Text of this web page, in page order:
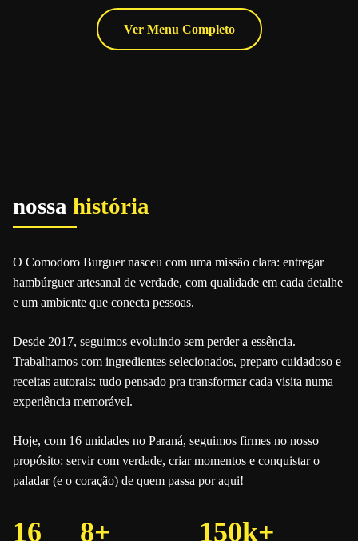
Ver Menu Completo
nossa história
O Comodoro Burguer nasceu com uma missão clara: entregar
hambúrguer artesanal de verdade, com qualidade em cada detalhe
e um ambiente que conecta pessoas.
Desde 2017, seguimos evoluindo sem perder a essência.
Trabalhamos com ingredientes selecionados, preparo cuidadoso e
receitas autorais: tudo pensado pra transformar cada visita numa
experiência memorável.
Hoje, com 16 unidades no Paraná, seguimos firmes no nosso
propósito: servir com verdade, criar momentos e conquistar o
paladar (e o coração) de quem passa por aqui!
16 8+ 150k+